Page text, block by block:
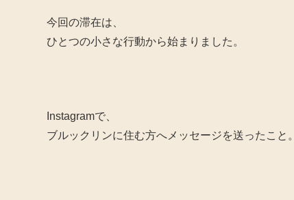
今回の滞在は、
ひとつの小さな行動から始まりました。
Instagramで、
ブルックリンに住む方へメッセージを送ったこと。